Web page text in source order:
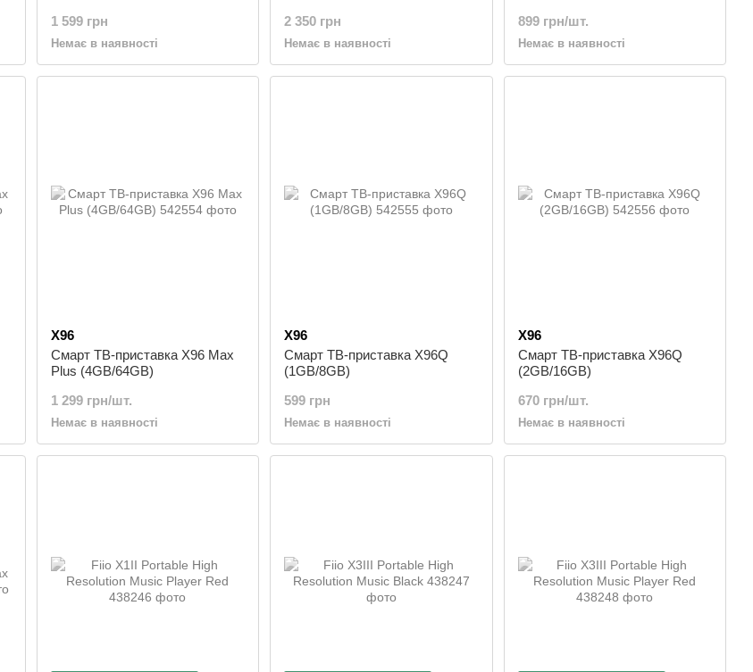
1 599 грн
Немає в наявності
2 350 грн
Немає в наявності
899 грн/шт.
Немає в наявності
X96
Смарт ТВ-приставка X96 Max
Plus (4GB/64GB)
1 299 грн/шт.
Немає в наявності
X96
Смарт ТВ-приставка X96Q
(1GB/8GB)
599 грн
Немає в наявності
X96
Смарт ТВ-приставка X96Q
(2GB/16GB)
670 грн/шт.
Немає в наявності